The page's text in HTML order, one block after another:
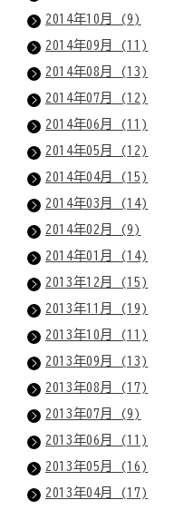
2014年10月 (9)
2014年09月 (11)
2014年08月 (13)
2014年07月 (12)
2014年06月 (11)
2014年05月 (12)
2014年04月 (15)
2014年03月 (14)
2014年02月 (9)
2014年01月 (14)
2013年12月 (15)
2013年11月 (19)
2013年10月 (11)
2013年09月 (13)
2013年08月 (17)
2013年07月 (9)
2013年06月 (11)
2013年05月 (16)
2013年04月 (17)